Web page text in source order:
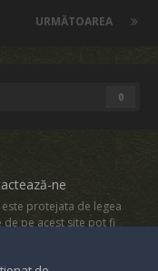
URMĂTOAREA
0
ne
protejata de legea
pe acest site pot fi